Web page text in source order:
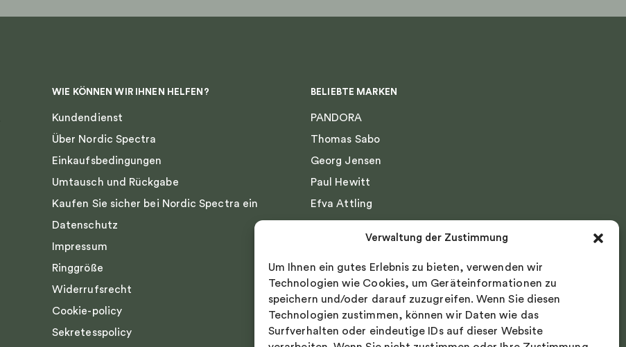
Verwaltung der Zustimmung
Um Ihnen ein gutes Erlebnis zu bieten, verwenden wir
Technologien wie Cookies, um Geräteinformationen zu
speichern und/oder darauf zuzugreifen. Wenn Sie diesen
Technologien zustimmen, können wir Daten wie das
Surfverhalten oder eindeutige IDs auf dieser Website
WIE KÖNNEN WIR IHNEN HELFEN?
Kundendienst
Über Nordic Spectra
Einkaufsbedingungen
Umtausch und Rückgabe
Kaufen Sie sicher bei Nordic Spectra ein
Datenschutz
Impressum
Ringgröße
Widerrufsrecht
Cookie-policy
Sekretesspolicy
BELIEBTE MARKEN
PANDORA
Thomas Sabo
Georg Jensen
Paul Hewitt
Efva Attling
Nordic Spectra